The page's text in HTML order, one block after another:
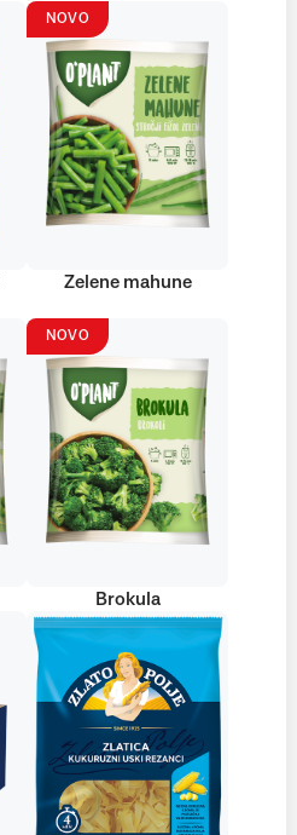
NOVO
Zelene mahune
NOVO
Brokula